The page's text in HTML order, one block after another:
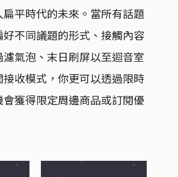
平時代的未來。當所有話題
不同議題的形式、接觸內容
氣泡、末日刷屏以至迴音室
收模式，你更可以透過限時
獲得限定周邊商品或訂閱優